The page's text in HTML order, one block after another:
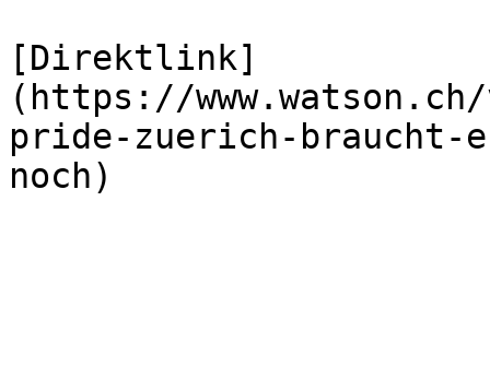
[Direktlink]
(https://
pride-zuerich-braucht-
noch)